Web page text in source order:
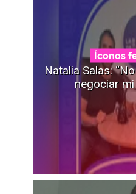
Íconos
Natalia Salas:
negociar